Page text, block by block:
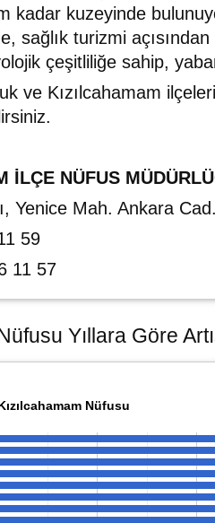
kadar kuzeyinde
sağlık turizmi
çeşitliliğe sahip,
ve Kızılcahamam
İLÇE NÜFUS
Yenice Mah. Ankara
59
11 57
Yıllara Göre
Nüfusu